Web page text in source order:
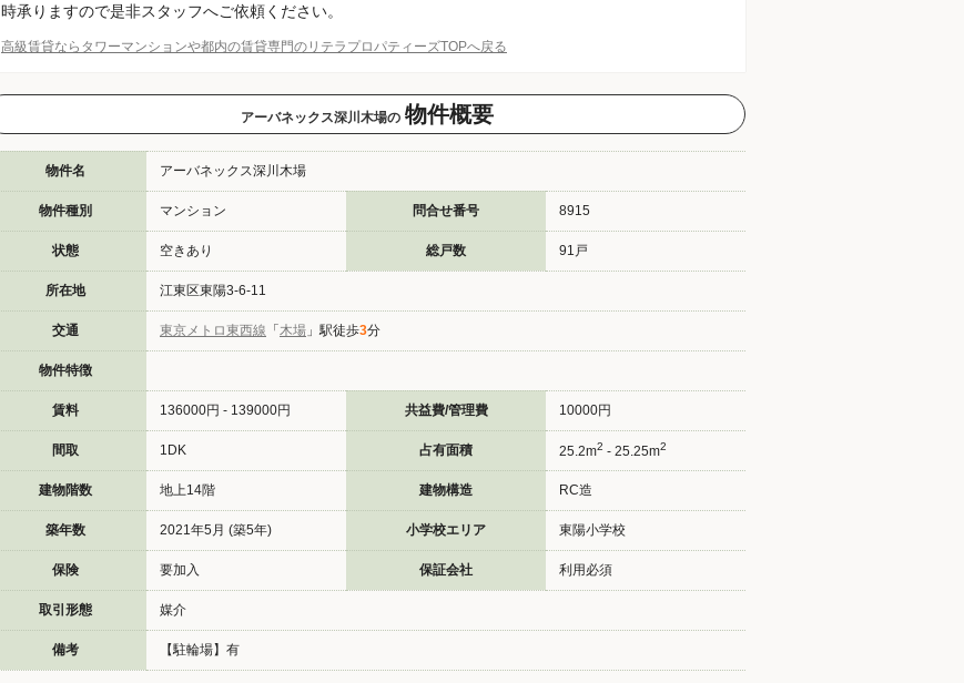
時承りますので是非スタッフへご依頼ください。
高級賃貸ならタワーマンションや都内の賃貸専門のリテラプロパティーズTOPへ戻る
アーバネックス深川木場の 物件概要
物件名 アーバネックス深川木場
物件種別 マンション 問合せ番号 8915
状態 空きあり 総戸数 91戸
所在地 江東区東陽3-6-11
交通 東京メトロ東西線 「木場 」駅徒歩3分
物件特徴
賃料 136000円 - 139000円 共益費/管理費 10000円
間取 1DK 占有面積 25.2m2 - 25.25m2
建物階数 地上14階 建物構造 RC造
築年数 2021年5月 (築5年) 小学校エリア 東陽小学校
保険 要加入 保証会社 利用必須
取引形態 媒介
備考 【駐輪場】有